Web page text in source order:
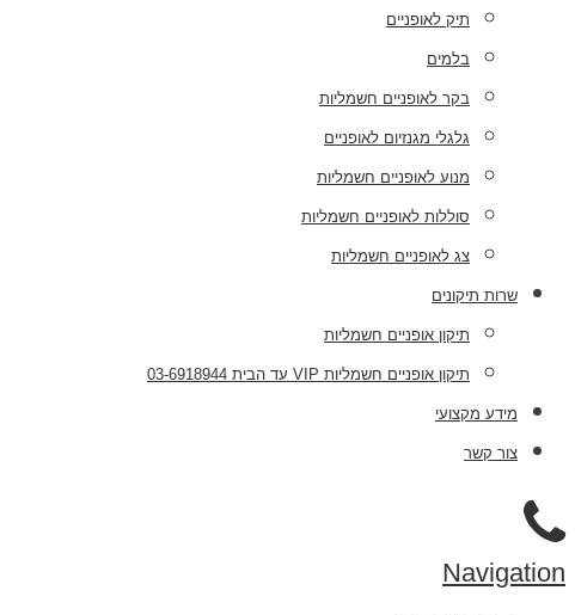
תיק לאופניים
בלמים
בקר לאופניים חשמליות
גלגלי מגנזיום לאופניים
מנוע לאופניים חשמליות
סוללות לאופניים חשמליות
צג לאופניים חשמליות
שרות תיקונים
תיקון אופניים חשמליות
תיקון אופניים חשמליות VIP עד הבית 03-6918944
מידע מקצועי
צור קשר
Navigation